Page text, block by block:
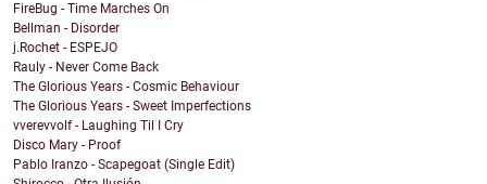
FireBug - Time Marches On
Bellman - Disorder
j.Rochet - ESPEJO
Rauly - Never Come Back
The Glorious Years - Cosmic Behaviour
The Glorious Years - Sweet Imperfections
vverevvolf - Laughing Til I Cry
Disco Mary - Proof
Pablo Iranzo - Scapegoat (Single Edit)